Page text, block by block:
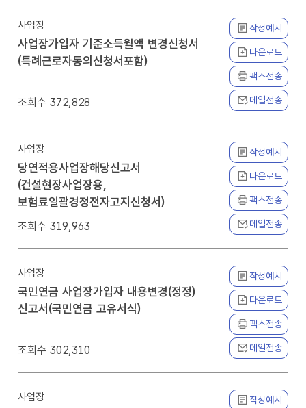
사업장
사업장가입자 기준소득월액 변경신청서
(특례근로자동의신청서포함)
372,828
작성예시
다운로드
팩스전송
메일전송
사업장
당연적용사업장해당신고서
(건설현장사업장용,
보험료일괄경정전자고지신청서)
319,963
작성예시
다운로드
팩스전송
메일전송
사업장
국민연금 사업장가입자 내용변경(정정)
신고서(국민연금 고유서식)
302,310
작성예시
다운로드
팩스전송
메일전송
사업장 작성예시